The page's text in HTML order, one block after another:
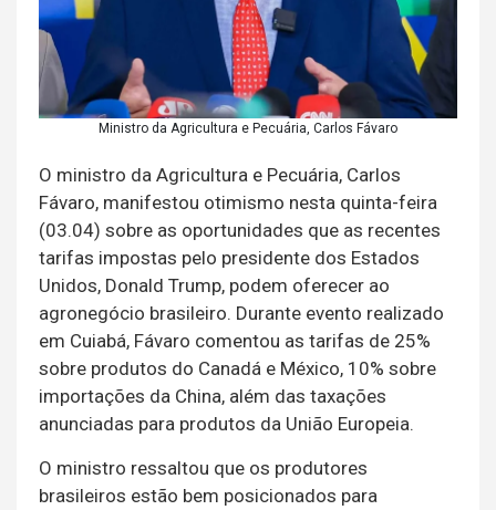
Ministro da Agricultura e Pecuária, Carlos Fávaro
O ministro da Agricultura e Pecuária, Carlos
Fávaro, manifestou otimismo nesta quinta-feira
(03.04) sobre as oportunidades que as recentes
tarifas impostas pelo presidente dos Estados
Unidos, Donald Trump, podem oferecer ao
agronegócio brasileiro. Durante evento realizado
em Cuiabá, Fávaro comentou as tarifas de 25%
sobre produtos do Canadá e México, 10% sobre
importações da China, além das taxações
anunciadas para produtos da União Europeia.
O ministro ressaltou que os produtores
brasileiros estão bem posicionados para